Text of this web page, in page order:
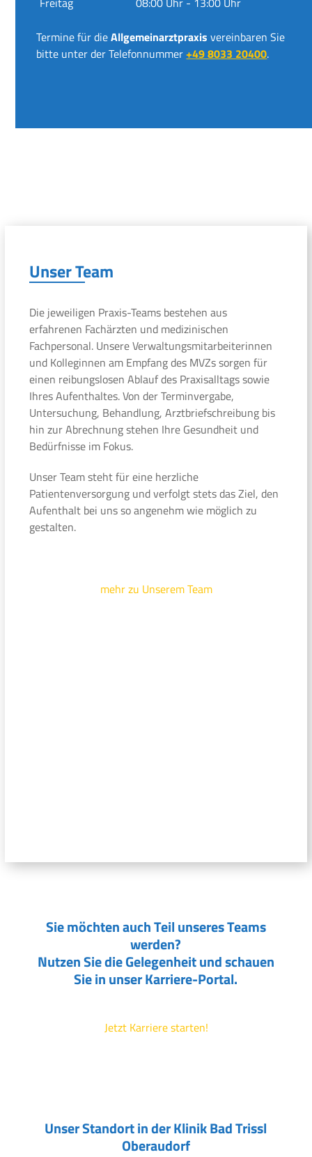
Termine für dieAllgemeinarztpraxis vereinbaren Sie
bitte unter der Telefonnummer+49 8033 20400.
Unser Team
Die jeweiligen Praxis-Teams bestehen aus
erfahrenen Fachärzten und medizinischen
Fachpersonal. Unsere Verwaltungsmitarbeiterinnen
und Kolleginnen am Empfang des MVZs sorgen für
einen reibungslosen Ablauf des Praxisalltags sowie
Ihres Aufenthaltes. Von der Terminvergabe,
Untersuchung, Behandlung, Arztbriefschreibung bis
hin zur Abrechnung stehen Ihre Gesundheit und
Bedürfnisse im Fokus.
Unser Team steht für eine herzliche
Patientenversorgung und verfolgt stets das Ziel, den
Aufenthalt bei uns so angenehm wie möglich zu
gestalten.
mehr zu Unserem Team
Sie möchten auch Teil unseres Teams
werden?
Nutzen Sie die Gelegenheit und schauen
Sie in unser Karriere-Portal.
Jetzt Karriere starten!
Unser Standort in der Klinik Bad Trissl
Oberaudorf